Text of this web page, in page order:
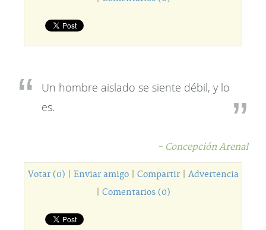
Un hombre aislado se siente débil, y lo
es.
- Concepción Arenal
Votar (0) Enviar amigo| Compartir| Advertencia
Comentarios (0)